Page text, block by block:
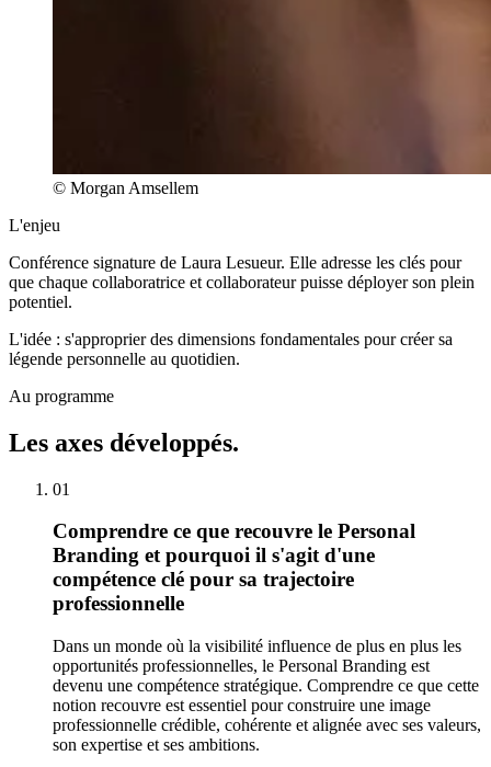
© Morgan Amsellem
L'enjeu
Conférence signature de Laura Lesueur. Elle adresse les clés pour
que chaque collaboratrice et collaborateur puisse déployer son plein
potentiel.
L'idée : s'approprier des dimensions fondamentales pour créer sa
légende personnelle au quotidien.
Au programme
Les axes développés.
01
Comprendre ce que recouvre le Personal
Branding et pourquoi il s'agit d'une
compétence clé pour sa trajectoire
professionnelle
Dans un monde où la visibilité influence de plus en plus les
opportunités professionnelles, le Personal Branding est
devenu une compétence stratégique. Comprendre ce que cette
notion recouvre est essentiel pour construire une image
professionnelle crédible, cohérente et alignée avec ses valeurs,
son expertise et ses ambitions.